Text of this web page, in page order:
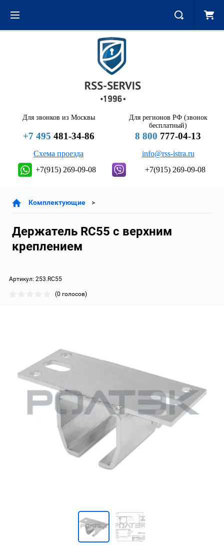
Для звонков из Москвы
+7 495 481-34-86
Схема проезда
+7(915) 269-09-08
Для регионов РФ (звонок
бесплатный)
8 800 777-04-13
info@rss-istra.ru
+7(915) 269-09-08
Комплектующие
Держатель RC55 с верхним
креплением
Артикул: 253.RC55
(0 голосов)